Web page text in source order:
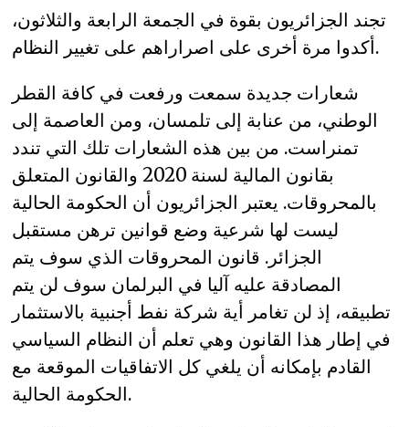
تجند الجزائريون بقوة في الجمعة الرابعة والثلاثون،
أكدوا مرة أخرى على اصراراهم على تغيير النظام.
شعارات جديدة سمعت ورفعت في كافة القطر
الوطني، من عنابة إلى تلمسان، ومن العاصمة إلى
تمنراست. من بين هذه الشعارات تلك التي تندد
بقانون المالية لسنة 2020 والقانون المتعلق
بالمحروقات. يعتبر الجزائريون أن الحكومة الحالية
ليست لها شرعية وضع قوانين ترهن مستقبل
الجزائر. قانون المحروقات الذي سوف يتم
المصادقة عليه آليا في البرلمان سوف لن يتم
تطبيقه، إذ لن تغامر أية شركة نفط أجنبية بالاستثمار
في إطار هذا القانون وهي تعلم أن النظام السياسي
القادم بإمكانه أن يلغي كل الاتفاقيات الموقعة مع
الحكومة الحالية.